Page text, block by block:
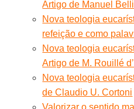
Artigo de Manuel Belli
Nova teologia
refeição e como
Nova teologia
Artigo de M. Rouillé
Nova teologia
de Claudio U. Cortoni
Valorizar o sentido